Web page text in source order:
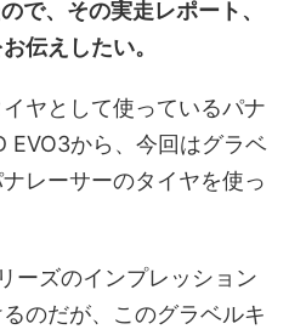
で、その実走レポート、
伝えしたい。
ヤとして使っているパナ
EVO3から、今回はグラベ
レーサーのタイヤを使っ
ーズのインプレッション
のだが、このグラベルキ